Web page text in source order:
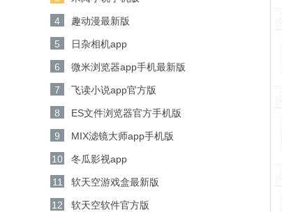
4 趣动漫最新版
5 日杂相机app
6 微米浏览器app手机最新版
7 飞读小说app官方版
8 ES文件浏览器官方手机版
9 MIX滤镜大师app手机版
10 冬瓜影视app
11 软天空游戏盒最新版
12 软天空软件官方版